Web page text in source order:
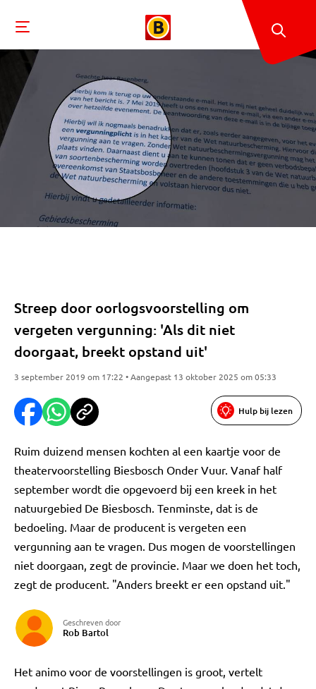
Streep door oorlogsvoorstelling om
vergeten vergunning: 'Als dit niet
doorgaat, breekt opstand uit'
3 september 2019 om 17:22 • Aangepast 13 oktober 2025 om 05:33
Hulp bij lezen
Ruim duizend mensen kochten al een kaartje voor de
theatervoorstelling Biesbosch Onder Vuur. Vanaf half
september wordt die opgevoerd bij een kreek in het
natuurgebied De Biesbosch. Tenminste, dat is de
bedoeling. Maar de producent is vergeten een
vergunning aan te vragen. Dus mogen de voorstellingen
niet doorgaan, zegt de provincie. Maar we doen het toch,
zegt de producent. "Anders breekt er een opstand uit."
Geschreven door
Rob Bartol
Het animo voor de voorstellingen is groot, vertelt